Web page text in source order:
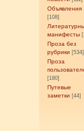
Объявления
[108]
манифесты
Проза без
рубрики [534]
Проза
[180]
Путевые
заметки [44]